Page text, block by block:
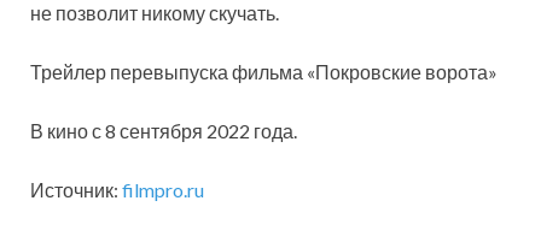
не позволит никому скучать.
Трейлер перевыпуска фильма «Покровские ворота»
В кино с 8 сентября 2022 года.
Источник: filmpro.ru